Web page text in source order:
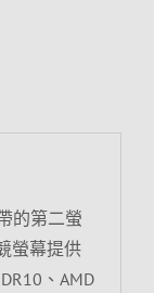
的第二螢
螢幕提供
、AMD